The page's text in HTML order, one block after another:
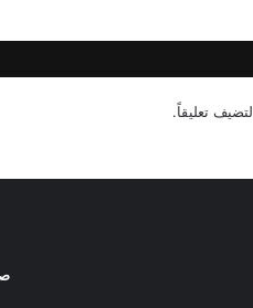
لتضيف تعليقاً.